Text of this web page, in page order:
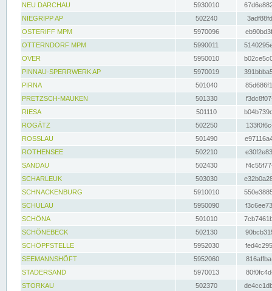
NEU DARCHAU
5930010
NIEGRIPP AP
502240
OSTERIFF MPM
5970096
OTTERNDORF MPM
5990011
OVER
5950010
PINNAU-SPERRWERK AP
5970019
PIRNA
501040
PRETZSCH-MAUKEN
501330
RIESA
501110
ROGÄTZ
502250
ROSSLAU
501490
ROTHENSEE
502210
SANDAU
502430
SCHARLEUK
503030
SCHNACKENBURG
5910010
SCHULAU
5950090
SCHÖNA
501010
SCHÖNEBECK
502130
SCHÖPFSTELLE
5952030
SEEMANNSHÖFT
5952060
STADERSAND
5970013
STORKAU
502370